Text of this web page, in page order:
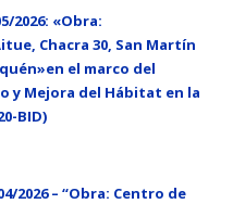
2026: «Obra:
Chacra 30, San Martín
el marco del
y Mejora del Hábitat en la
BID)
2026 – “Obra: Centro de